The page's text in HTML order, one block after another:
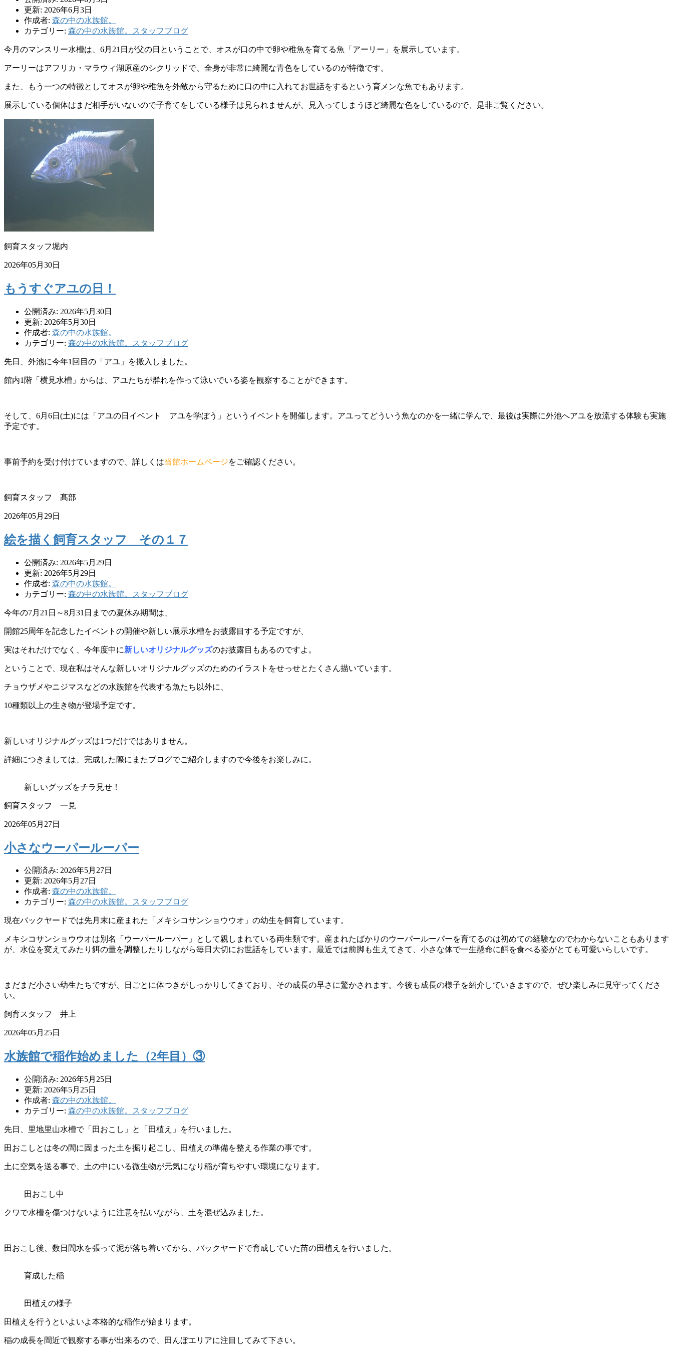
更新: 2026年6月3日
作成者: 森の中の水族館。
カテゴリー: 森の中の水族館。スタッフブログ
今月のマンスリー水槽は、6月21日が父の日ということで、オスが口の中で卵や稚魚を育てる魚「アーリー」を展示しています。
アーリーはアフリカ・マラウィ湖原産のシクリッドで、全身が非常に綺麗な青色をしているのが特徴です。
また、もう一つの特徴としてオスが卵や稚魚を外敵から守るために口の中に入れてお世話をするという育メンな魚でもあります。
展示している個体はまだ相手がいないので子育てをしている様子は見られませんが、見入ってしまうほど綺麗な色をしているので、是非ご覧ください。
飼育スタッフ堀内
2026年05月30日
もうすぐアユの日！
公開済み: 2026年5月30日
更新: 2026年5月30日
作成者: 森の中の水族館。
カテゴリー: 森の中の水族館。スタッフブログ
先日、外池に今年1回目の「アユ」を搬入しました。
館内1階「横見水槽」からは、アユたちが群れを作って泳いでいる姿を観察することができます。
そして、6月6日(土)には「アユの日イベント アユを学ぼう」というイベントを開催します。アユってどういう魚なのかを一緒に学んで、最後は実際に外池へアユを放流する体験も実施
予定です。
事前予約を受け付けていますので、詳しくは当館ホームページをご確認ください。
飼育スタッフ 髙部
2026年05月29日
絵を描く飼育スタッフ その１７
公開済み: 2026年5月29日
更新: 2026年5月29日
作成者: 森の中の水族館。
カテゴリー: 森の中の水族館。スタッフブログ
今年の7月21日～8月31日までの夏休み期間は、
開館25周年を記念したイベントの開催や新しい展示水槽をお披露目する予定ですが、
実はそれだけでなく、今年度中に新しいオリジナルグッズのお披露目もあるのですよ。
ということで、現在私はそんな新しいオリジナルグッズのためのイラストをせっせとたくさん描いています。
チョウザメやニジマスなどの水族館を代表する魚たち以外に、
10種類以上の生き物が登場予定です。
新しいオリジナルグッズは1つだけではありません。
詳細につきましては、完成した際にまたブログでご紹介しますので今後をお楽しみに。
新しいグッズをチラ見せ！
飼育スタッフ 一見
2026年05月27日
小さなウーパールーパー
公開済み: 2026年5月27日
更新: 2026年5月27日
作成者: 森の中の水族館。
カテゴリー: 森の中の水族館。スタッフブログ
現在バックヤードでは先月末に産まれた「 メキシコサンショウウオ」の幼生を飼育しています。
メキシコサンショウウオは別名「ウーパールーパー」 として親しまれている両生類です。産まれたばかりのウーパールーパーを育てるのは初めての経験なのでわからないこともあります
が、 水位を変えてみたり餌の量を調整したりしながら毎日大切にお世話をしています。最近では前脚も生えてきて、 小さな体で一生懸命に餌を食べる姿がとても可愛いらしいです。
まだまだ小さい幼生たちですが、 日ごとに体つきがしっかりしてきており、 その成長の早さに驚かされます。今後も成長の様子を紹介していき ますので、ぜひ楽しみに見守ってくださ
い。
飼育スタッフ 井上
2026年05月25日
水族館で稲作始めました（2年目）③
公開済み: 2026年5月25日
更新: 2026年5月25日
作成者: 森の中の水族館。
カテゴリー: 森の中の水族館。スタッフブログ
先日、里地里山水槽で「田おこし」と「田植え」を行いました。
田 おこしとは冬の間に固まった土を掘り起こし、田植えの準備を整え る作業の事です。
土に空気を送る事で、土の中にいる微生物が元気になり稲が育ちやすい環境になります。
田おこし中
クワで水槽を傷つけないよ うに注意を払いながら、土を混ぜ込みました。
田おこし後、数日間水を張って泥が落ち着いてから、バックヤードで育成していた苗の田植えを行いました。
育成した稲
田植えの様子
田植えを行うといよいよ本格的な稲作が始ま ります。
稲の成長を間近で観察する事が出来るので、田んぼエリアに注目してみて下さい。